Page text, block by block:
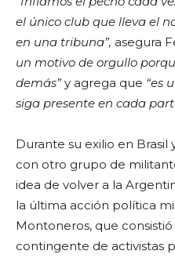
el único club que lleva el
en una tribuna”, asegura
un motivo de orgullo
demás” y agrega que “es
siga presente en cada
Durante su exilio en Brasil
con otro grupo de
idea de volver a la
la última acción política
Montoneros, que
contingente de activistas